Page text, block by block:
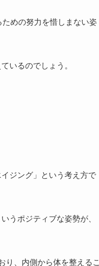
めの努力を惜しまない姿
いるのでしょう。
ジング」という考え方で
うポジティブな姿勢が、
り、内側から体を整えるこ